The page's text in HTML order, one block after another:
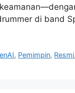
di band
, Pemimpin, Resmi,